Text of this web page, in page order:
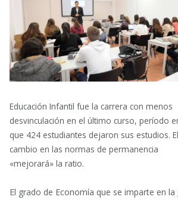
Educación Infantil fue la carrera con menos
desvinculación en el último curso, período
que 424 estudiantes dejaron sus estudios. El
cambio en las normas de permanencia
«mejorará» la ratio.
El grado de Economía que se imparte en la